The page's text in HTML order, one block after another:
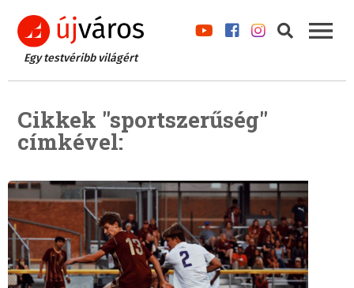
Egy testvéribb világért
Cikkek "sportszerűség"
címkével: